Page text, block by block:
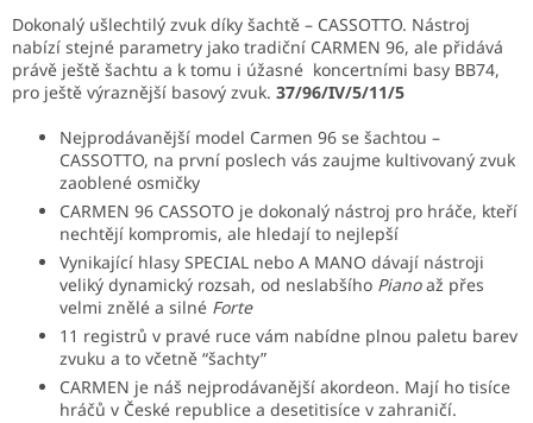
Dokonalý ušlechtilý zvuk díky šachtě – CASSOTTO. Nástroj
nabízí stejné parametry jako tradiční CARMEN 96, ale přidává
právě ještě šachtu a k tomu i úžasné koncertními basy BB74,
pro ještě výraznější basový zvuk. 37/96/IV/5/11/5
Nejprodávanější model Carmen 96 se šachtou –
CASSOTTO, na první poslech vás zaujme kultivovaný zvuk
zaoblené osmičky
CARMEN 96 CASSOTO je dokonalý nástroj pro hráče, kteří
nechtějí kompromis, ale hledají to nejlepší
Vynikající hlasy SPECIAL nebo A MANO dávají nástroji
veliký dynamický rozsah, od neslabšího Pianoaž přes
velmi znělé a silné Forte
11 registrů v pravé ruce vám nabídne plnou paletu barev
zvuku a to včetně “šachty”
CARMEN je náš nejprodávanější akordeon. Mají ho tisíce
hráčů v České republice a desetitisíce v zahraničí.